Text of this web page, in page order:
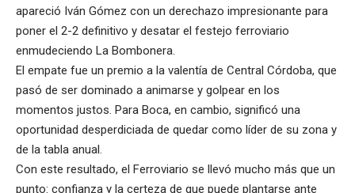
apareció Iván Gómez con un derechazo impresionante para
poner el 2-2 definitivo y desatar el festejo ferroviario
enmudeciendo La Bombonera.
El empate fue un premio a la valentía de Central Córdoba, que
pasó de ser dominado a animarse y golpear en los
momentos justos. Para Boca, en cambio, significó una
oportunidad desperdiciada de quedar como líder de su zona y
de la tabla anual.
Con este resultado, el Ferroviario se llevó mucho más que un
punto: confianza y la certeza de que puede plantarse ante